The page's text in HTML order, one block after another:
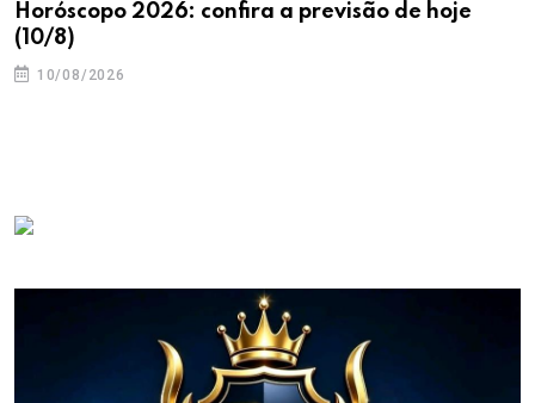
Horóscopo 2026: confira a previsão de hoje
(10/8)
10/08/2026